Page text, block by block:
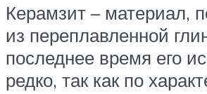
Керамзит – материал,
из переплавленной
последнее время его
редко, так как по